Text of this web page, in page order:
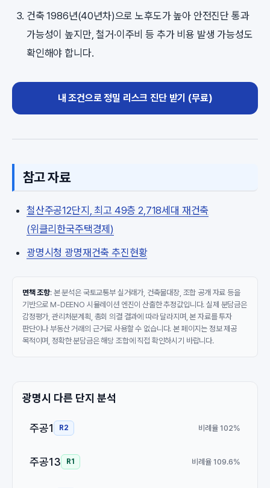
건축 1986년(40년차)으로 노후도가 높아 안전진단 통과
가능성이 높지만, 철거·이주비 등 추가 비용 발생 가능성도
확인해야 합니다.
내 조건으로 정밀 리스크 진단 받기 (무료)
참고 자료
철산주공12단지, 최고 49층 2,718세대 재건축
(위클리한국주택경제)
광명시청 광명재건축 추진현황
면책 조항: 본 분석은 국토교통부 실거래가, 건축물대장, 조합 공개 자료 등을
기반으로 M-DEENO 시뮬레이션 엔진이 산출한 추정값입니다. 실제 분담금은
감정평가, 관리처분계획, 총회 의결 결과에 따라 달라지며, 본 자료를 투자
판단이나 부동산 거래의 근거로 사용할 수 없습니다. 본 페이지는 정보 제공
목적이며, 정확한 분담금은 해당 조합에 직접 확인하시기 바랍니다.
광명시 다른 단지 분석
주공1 R2 비례율 102%
주공13 R1 비례율 109.6%